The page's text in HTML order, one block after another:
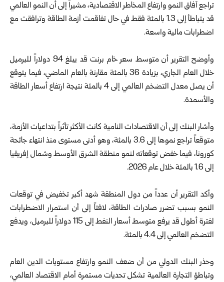
تراجع آفاق النمو وارتفاع المخاطر الاقتصادية، مشيراً إلى أن النمو العالمي
قد يتباطأ إلى 1.3 بالمئة فقط في حال تفاقمت أزمة الطاقة وترافقت مع
اضطرابات مالية واسعة.
وأوضح التقرير أن متوسط سعر خام برنت قد يبلغ 94 دولاراً للبرميل
خلال العام الجاري، بزيادة 36 بالمئة مقارنة بالعام الماضي، فيما يتوقع
أن يصل معدل التضخم العالمي إلى 4 بالمئة نتيجة ارتفاع أسعار الطاقة
والأسمدة.
وأشار البنك إلى أن الاقتصادات النامية كانت الأكثر تأثراً بتداعيات الأزمة،
متوقعاً تراجع نموها إلى 3.6 بالمئة، وهو أدنى مستوى منذ انتهاء جائحة
كورونا، فيما خفض توقعاته لنمو منطقة الشرق الأوسط وشمال إفريقيا
إلى 1.6 بالمئة خلال عام 2026.
وأكد التقرير أن عدداً من دول المنطقة شهد أكبر تخفيض في توقعات
النمو بسبب تضرر صادرات الطاقة، لافتاً إلى أن استمرار الاضطرابات
لفترة أطول قد يرفع متوسط أسعار النفط إلى 115 دولاراً للبرميل، ويدفع
التضخم العالمي إلى 4.4 بالمئة.
وحذر البنك الدولي من أن ضعف النمو وارتفاع مستويات الدين العام
وتباطؤ التجارة العالمية تشكل تحديات مستمرة أمام الاقتصاد العالمي،